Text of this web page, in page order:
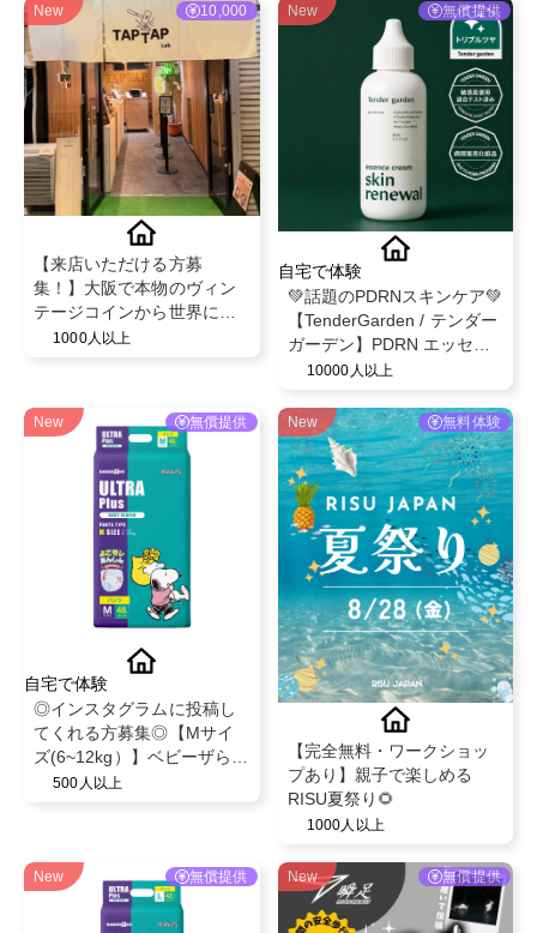
New 10,000
【来店いただける方募
集！】大阪で本物のヴィン
テージコインから世界に一
つだけのリング💍
1000人以上
New 無償提供
自宅で体験
💚話題のPDRNスキンケア💚
【TenderGarden / テンダー
ガーデン】PDRN エッセン
スクリーム 80ml モニター募
10000人以上
New 無償提供
自宅で体験
◎インスタグラムに投稿し
てくれる方募集◎【Mサイ
ズ(6~12kg）】ベビーザらス
限定！ベビー紙おむつパン
500人以上
New 無料体験
【完全無料・ワークショッ
プあり】親子で楽しめる
RISU夏祭り🌻
1000人以上
New 無償提供 New 無償提供